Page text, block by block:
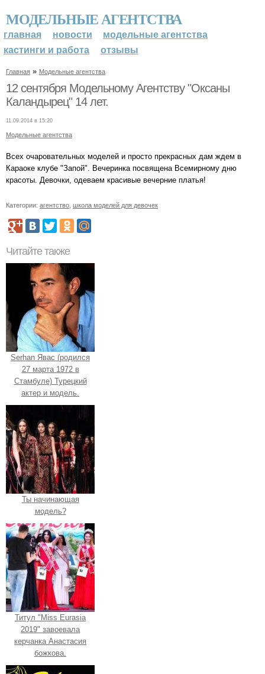
МОДЕЛЬНЫЕ АГЕНТСТВА
главная новости
модельные агентства
кастинги и работа
отзывы
Главная » Модельные агентства
12 сентября Модельному Агентству "Оксаны
Каландырец" 14 лет.
11.09.2014 в 15:20
Модельные агентства
Всех очаровательных моделей и просто прекрасных дам ждем в
Караоке клубе "Запой". Вечеринка посвящена Всемирному дню
красоты. Девочки, одеваем красивые вечерние платья!
Категории: агентство школа моделей для девочек
Читайте также
Serhan Явас (родился
27 марта 1972 в
Стамбуле) Турецкий
актер и модель.
Ты начинающая
модель?
Титул "Miss Eurasia
2019" завоевала
керчанка Анастасия
божкова.